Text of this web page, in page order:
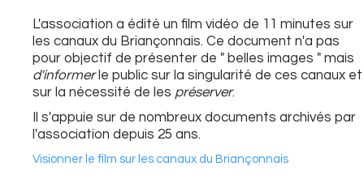
L'association a édité un film vidéo de 11 minutes sur
les canaux du Briançonnais. Ce document n'a pas
pour objectif de présenter de " belles images " mais
d'informerle public sur la singularité de ces canaux et
sur la nécessité de les préserver.
Il s'appuie sur de nombreux documents archivés par
l'association depuis 25 ans.
Visionner le film sur les canaux du Briançonnais